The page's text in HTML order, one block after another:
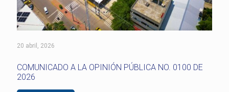
20 abril, 2026
COMUNICADO A LA OPINIÓN PÚBLICA NO. 0100 DE
2026